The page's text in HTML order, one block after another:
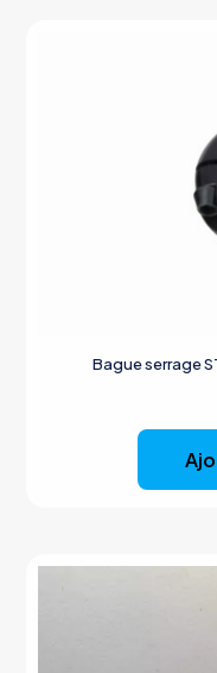
Bague serrage